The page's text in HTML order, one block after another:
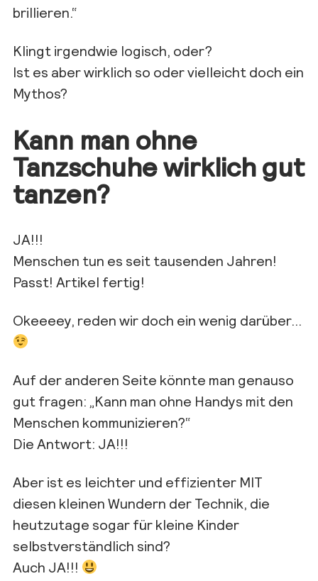
brillieren.“
Klingt irgendwie logisch, oder?
Ist es aber wirklich so oder vielleicht doch ein
Mythos?
Kann man ohne
Tanzschuhe wirklich gut
tanzen?
JA!!!
Menschen tun es seit tausenden Jahren!
Passt! Artikel fertig!
Okeeeey, reden wir doch ein wenig darüber…
Auf der anderen Seite könnte man genauso
gut fragen: „Kann man ohne Handys mit den
Menschen kommunizieren?“
Die Antwort: JA!!!
Aber ist es leichter und effizienter MIT
diesen kleinen Wundern der Technik, die
heutzutage sogar für kleine Kinder
selbstverständlich sind?
Auch JA!!!